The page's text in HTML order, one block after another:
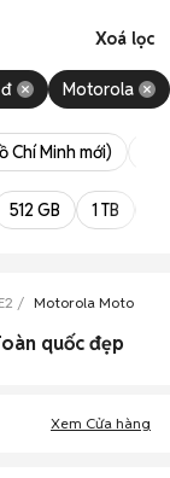
Xoá lọc
Motorola
Chí Minh mới)
512 GB 1 TB
Motorola Moto E2
quốc đẹp
Xem Cửa hàng